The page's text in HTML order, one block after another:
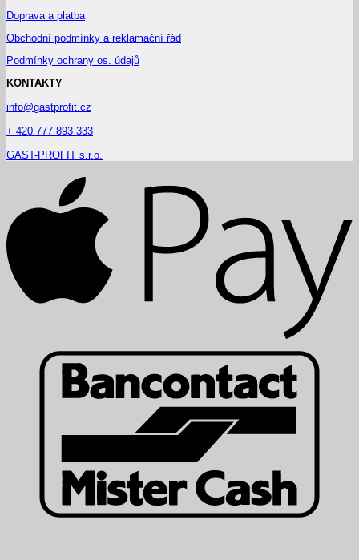
Doprava a platba
Obchodní podmínky a reklamační řád
Podmínky ochrany os. údajů
KONTAKTY
info@gastprofit.cz
+ 420 777 893 333
GAST-PROFIT s.r.o.